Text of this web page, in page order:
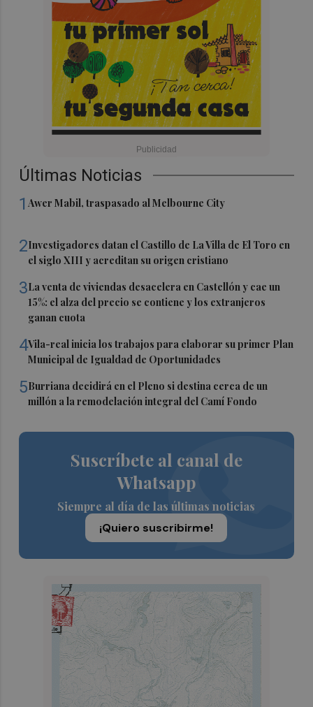
Últimas Noticias
1Awer Mabil, traspasado al Melbourne City
2Investigadores datan el Castillo de La Villa de El Toro en
el siglo XIII y acreditan su origen cristiano
3La venta de viviendas desacelera en Castellón y cae un
15%: el alza del precio se contiene y los extranjeros
ganan cuota
4Vila-real inicia los trabajos para elaborar su primer Plan
Municipal de Igualdad de Oportunidades
5Burriana decidirá en el Pleno si destina cerca de un
millón a la remodelación integral del Camí Fondo
Suscríbete al canal de
Whatsapp
Siempre al día de las últimas noticias
¡Quiero suscribirme!